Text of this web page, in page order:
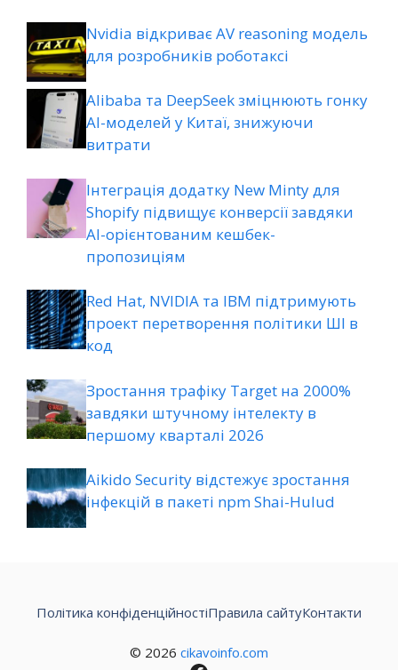
Nvidia відкриває AV reasoning модель
для розробників роботаксі
Alibaba та DeepSeek зміцнюють гонку
AI-моделей у Китаї, знижуючи
витрати
Інтеграція додатку New Minty для
Shopify підвищує конверсії завдяки
AI-орієнтованим кешбек-
пропозиціям
Red Hat, NVIDIA та IBM підтримують
проект перетворення політики ШІ в
код
Зростання трафіку Target на 2000%
завдяки штучному інтелекту в
першому кварталі 2026
Aikido Security відстежує зростання
інфекцій в пакеті npm Shai-Hulud
© 2026 cikavoinfo.com
Політика конфіденційностіПравила сайтуКонтакти